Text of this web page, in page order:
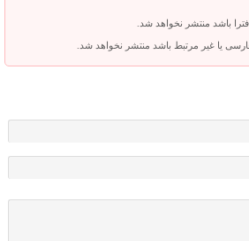
باشد منتشر نخواهد شد.
فارسی یا غیر مرتبط باشد منتشر نخواهد شد.